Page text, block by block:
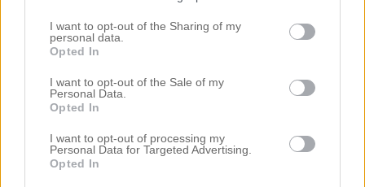
I want to opt-out of the Sharing of my
personal data.
Opted In
I want to opt-out of the Sale of my
Personal Data.
Opted In
I want to opt-out of processing my
Personal Data for Targeted Advertising.
Opted In
Namn*